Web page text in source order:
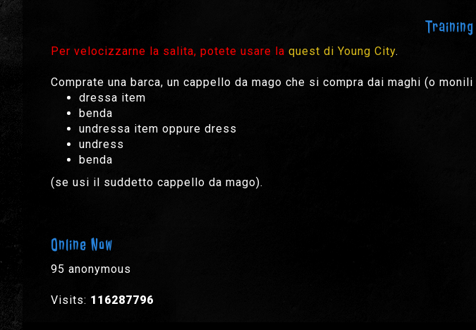
Per velocizzarne la salita, potete usare la quest di Young City.
Comprate una barca, un cappello da mago che si compra dai maghi (o
dressa item
benda
undressa item oppure dress
undress
benda
(se usi il suddetto cappello da mago).
Online Now
95 anonymous
Visits: 116287796